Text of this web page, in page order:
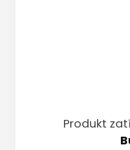
Produkt